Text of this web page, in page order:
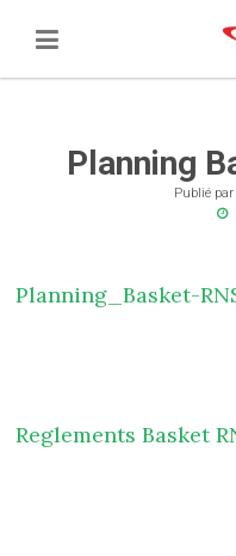
Planning
Publié
Planning_Basket-
Reglements Basket